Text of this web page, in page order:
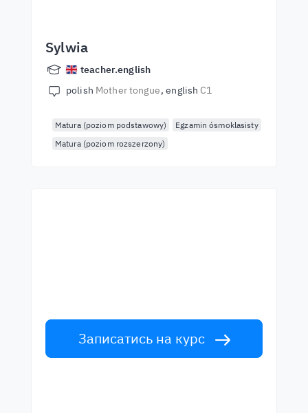
Sylwia
teacher.english
polish Mother tongue english C1
Matura (poziom podstawowy)
Egzamin ósmoklasisty
Matura (poziom rozszerzony)
Записатись на курс